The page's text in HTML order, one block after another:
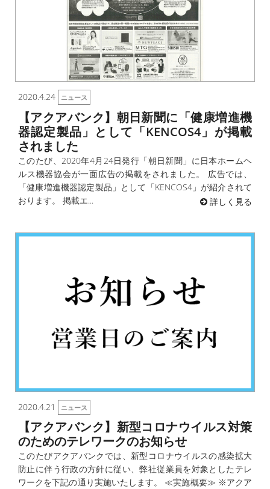
2020.4.24 ニュース
【アクアバンク】朝日新聞に「健康増進機
器認定製品」として「KENCOS4」が掲載
されました
このたび、2020年4月24日発行「朝日新聞」に日本ホームヘ
ルス機器協会が一面広告の掲載をされました。 広告では、
「健康増進機器認定製品」として「KENCOS4」が紹介されて
おります。 掲載エ...
詳しく見る
2020.4.21 ニュース
【アクアバンク】新型コロナウイルス対策
のためのテレワークのお知らせ
このたびアクアバンクでは、新型コロナウイルスの感染拡大
防止に伴う行政の方針に従い、弊社従業員を対象としたテレ
ワークを下記の通り実施いたします。 ≪実施概要≫ ※アクア